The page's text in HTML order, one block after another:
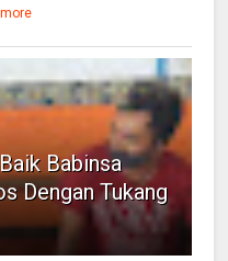
Babinsa
Dengan Tukang